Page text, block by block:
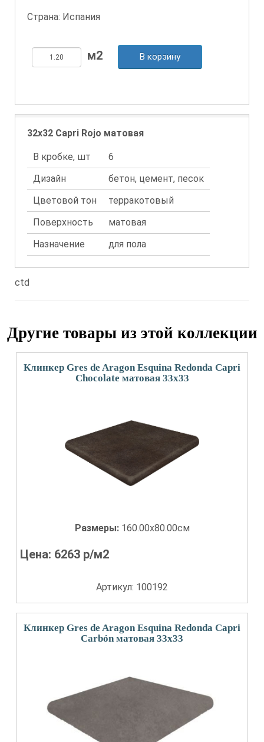
Страна: Испания
В корзину
32x32 Capri Rojo матовая
В кробке, шт
6
Дизайн
бетон, цемент, песок
Цветовой тон
терракотовый
Поверхность
матовая
Назначение
для пола
ctd
Другие товары из этой коллекции
Клинкер Gres de Aragon Esquina Redonda Capri
Chocolate матовая 33x33
Размеры: 160.00x80.00см
Цена: 6263 р/м2
Артикул: 100192
Клинкер Gres de Aragon Esquina Redonda Capri
Carbón матовая 33x33